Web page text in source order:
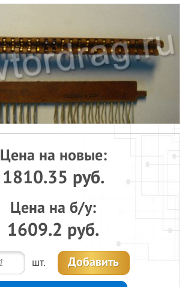
Цена на новые:
1810.35 руб.
Цена на б/у:
1609.2 руб.
шт. Добавить